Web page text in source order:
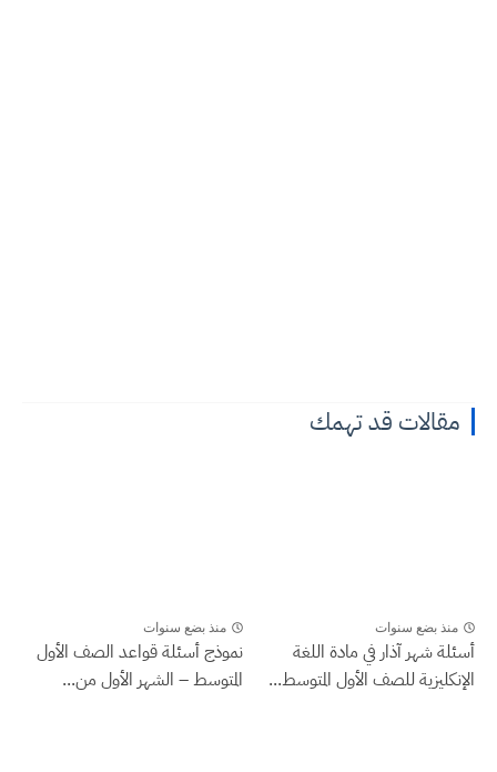
مقالات قد تهمك
منذ بضع سنوات
أسئلة شهر آذار في مادة اللغة
الإنكليزية للصف الأول المتوسط...
منذ بضع سنوات
نموذج أسئلة قواعد الصف الأول
المتوسط – الشهر الأول من...